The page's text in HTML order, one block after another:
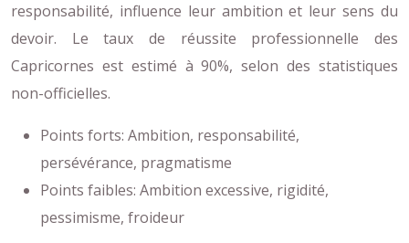
responsabilité, influence leur ambition et leur sens du
devoir. Le taux de réussite professionnelle des
Capricornes est estimé à 90%, selon des statistiques
non-officielles.
Points forts: Ambition, responsabilité,
persévérance, pragmatisme
Points faibles: Ambition excessive, rigidité,
pessimisme, froideur